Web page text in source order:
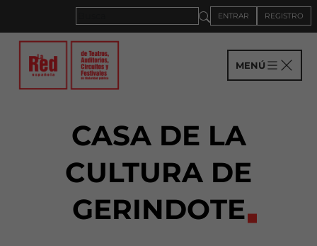
ENTRAR REGISTRO
MENÚ
CASA DE LA
CULTURA DE
GERINDOTE